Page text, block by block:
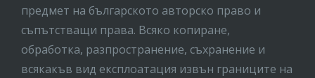
предмет на бългaрското авторско право и
съпътстващи права. Всяко копиране,
обработка, разпространение, съхранение и
всякакъв вид експлоатация извън границите на